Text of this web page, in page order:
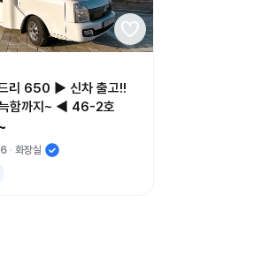
리 650 ▶ 신차 출고!!
늑함까지~ ◀ 46-2호
6 화장실